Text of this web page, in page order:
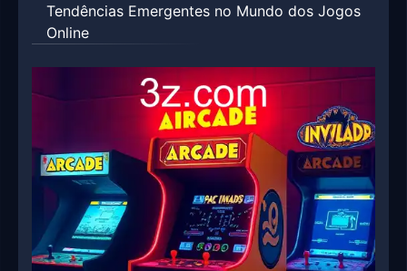
Tendências Emergentes no Mundo dos Jogos
Online